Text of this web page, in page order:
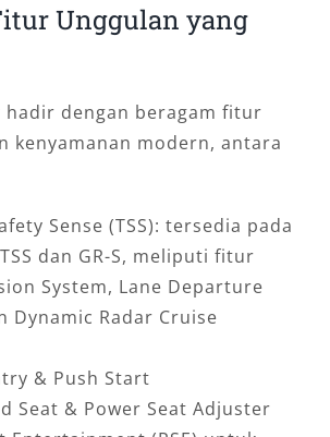
Unggulan yang
hadir dengan beragam fitur
kenyamanan modern, antara
Sense (TSS): tersedia pada
dan GR-S, meliputi fitur
System, Lane Departure
Dynamic Radar Cruise
& Push Start
Seat & Power Seat Adjuster